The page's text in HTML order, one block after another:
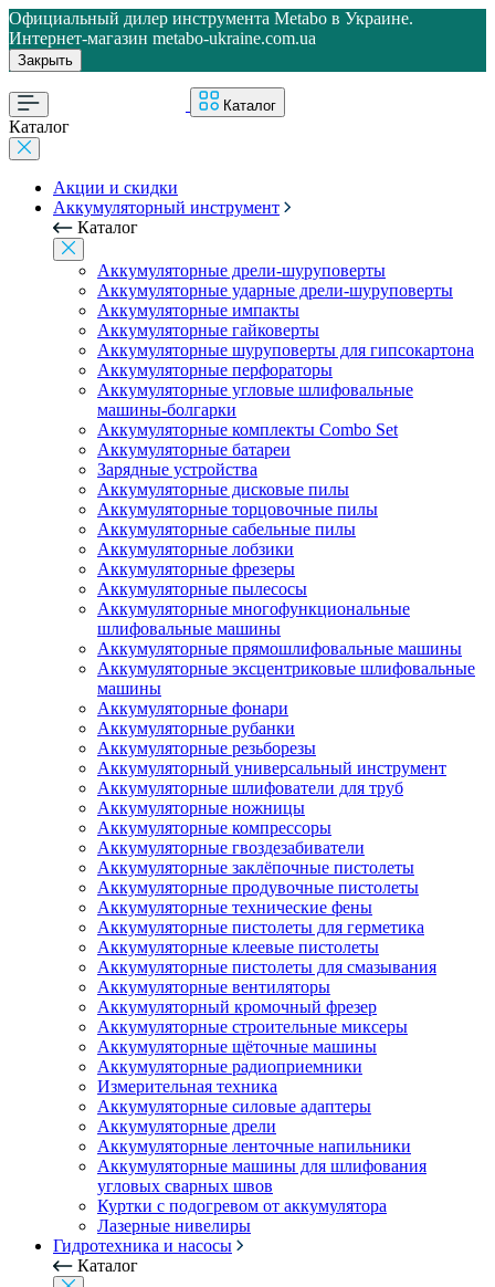
Официальный дилер инструмента Metabo в Украине.
Интернет-магазин metabo-ukraine.com.ua
Закрыть
Каталог
Каталог
Акции и скидки
Аккумуляторный инструмент
Каталог
Аккумуляторные дрели-шуруповерты
Аккумуляторные ударные дрели-шуруповерты
Аккумуляторные импакты
Аккумуляторные гайковерты
Аккумуляторные шуруповерты для гипсокартона
Аккумуляторные перфораторы
Аккумуляторные угловые шлифовальные
машины-болгарки
Аккумуляторные комплекты Combo Set
Аккумуляторные батареи
Зарядные устройства
Аккумуляторные дисковые пилы
Аккумуляторные торцовочные пилы
Аккумуляторные сабельные пилы
Аккумуляторные лобзики
Аккумуляторные фрезеры
Аккумуляторные пылесосы
Аккумуляторные многофункциональные
шлифовальные машины
Аккумуляторные прямошлифовальные машины
Аккумуляторные эксцентриковые шлифовальные
машины
Аккумуляторные фонари
Аккумуляторные рубанки
Аккумуляторные резьборезы
Аккумуляторный универсальный инструмент
Аккумуляторные шлифователи для труб
Аккумуляторные ножницы
Аккумуляторные компрессоры
Аккумуляторные гвоздезабиватели
Аккумуляторные заклёпочные пистолеты
Аккумуляторные продувочные пистолеты
Аккумуляторные технические фены
Аккумуляторные пистолеты для герметика
Аккумуляторные клеевые пистолеты
Аккумуляторные пистолеты для смазывания
Аккумуляторные вентиляторы
Аккумуляторный кромочный фрезер
Аккумуляторные строительные миксеры
Аккумуляторные щёточные машины
Аккумуляторные радиоприемники
Измерительная техника
Аккумуляторные силовые адаптеры
Аккумуляторные дрели
Аккумуляторные ленточные напильники
Аккумуляторные машины для шлифования
угловых сварных швов
Куртки с подогревом от аккумулятора
Лазерные нивелиры
Гидротехника и насосы
Каталог